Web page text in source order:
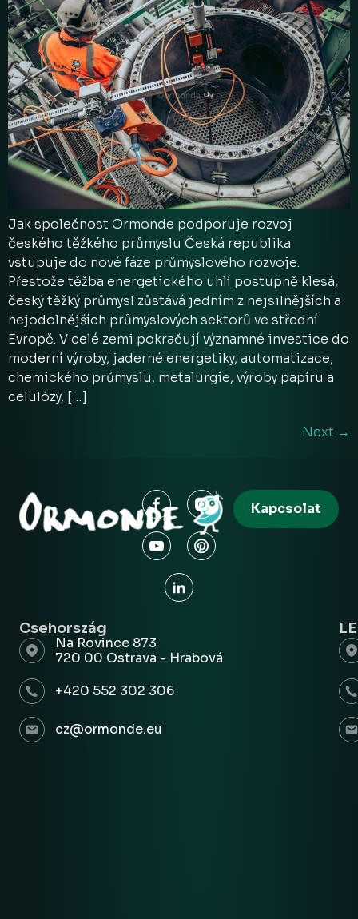
Jak společnost Ormonde podporuje rozvoj
českého těžkého průmyslu Česká republika
vstupuje do nové fáze průmyslového rozvoje.
Přestože těžba energetického uhlí postupně klesá,
český těžký průmysl zůstává jedním z nejsilnějších a
nejodolnějších průmyslových sektorů ve střední
Evropě. V celé zemi pokračují významné investice do
moderní výroby, jaderné energetiky, automatizace,
chemického průmyslu, metalurgie, výroby papíru a
celulózy, […]
Next →
Kapcsolat
Csehország
Na Rovince 873
720 00 Ostrava - Hrabová
+420 552 302 306
cz@ormonde.eu